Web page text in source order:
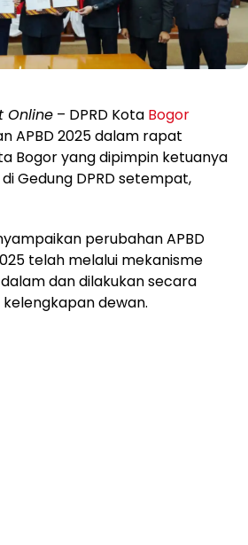
Online – DPRD Kota Bogor
APBD 2025 dalam rapat
Bogor yang dipimpin ketuanya
Gedung DPRD setempat,
perubahan APBD
telah melalui mekanisme
dan dilakukan secara
dewan.